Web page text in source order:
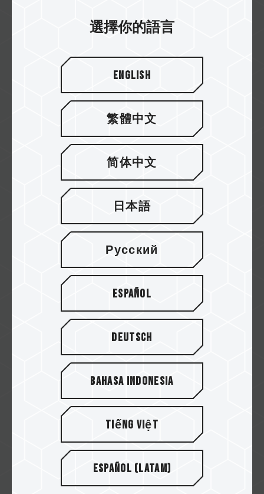
XTREEM ARGB DDR5 桌上型記憶體
計，營造沉浸式極光氛圍，獨具魅力
#XTREEM ARGB DDR5 DESKTOP MEMORY
VULCAN ECO DDR5 桌上型記憶體
十銓科技推出業界首款環保記憶體...
選擇你的語言
English
繁體中文
简体中文
日本語
Русский
Español
Deutsch
Bahasa Indonesia
Tiếng Việt
Español (Latam)